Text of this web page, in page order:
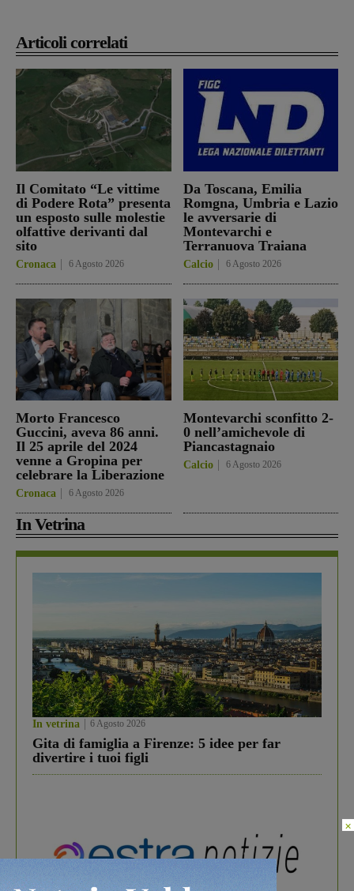
Articoli correlati
Il Comitato “Le vittime
di Podere Rota” presenta
un esposto sulle molestie
olfattive derivanti dal
sito
Cronaca 6 Agosto 2026
Da Toscana, Emilia
Romgna, Umbria e Lazio
le avversarie di
Montevarchi e
Terranuova Traiana
Calcio 6 Agosto 2026
Morto Francesco
Guccini, aveva 86 anni.
Il 25 aprile del 2024
venne a Gropina per
celebrare la Liberazione
Cronaca 6 Agosto 2026
Montevarchi sconfitto 2-
0 nell’amichevole di
Piancastagnaio
Calcio 6 Agosto 2026
In Vetrina
In vetrina 6 Agosto 2026
Gita di famiglia a Firenze: 5 idee per far
divertire i tuoi figli
×